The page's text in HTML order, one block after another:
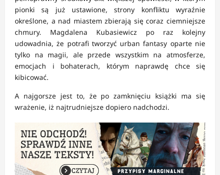
pionki są już ustawione, strony konfliktu wyraźnie
określone, a nad miastem zbierają się coraz ciemniejsze
chmury. Magdalena Kubasiewicz po raz kolejny
udowadnia, że potrafi tworzyć urban fantasy oparte nie
tylko na magii, ale przede wszystkim na atmosferze,
emocjach i bohaterach, którym naprawdę chce się
kibicować.
A najgorsze jest to, że po zamknięciu książki ma się
wrażenie, iż najtrudniejsze dopiero nadchodzi.